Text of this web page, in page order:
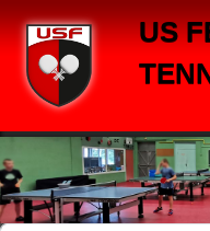
US
Panneau de gestion des